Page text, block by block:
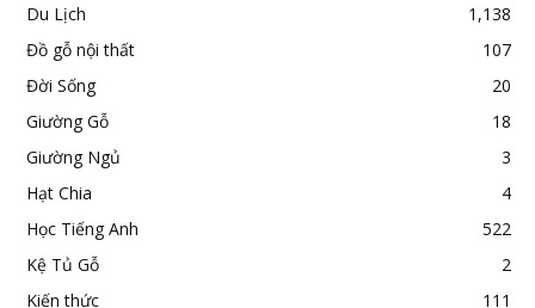
Du Lịch
1,138
Đồ gỗ nội thất
107
Đời Sống
20
Giường Gỗ
18
Giường Ngủ
3
Hạt Chia
4
Học Tiếng Anh
522
Kệ Tủ Gỗ
2
Kiến thức
111